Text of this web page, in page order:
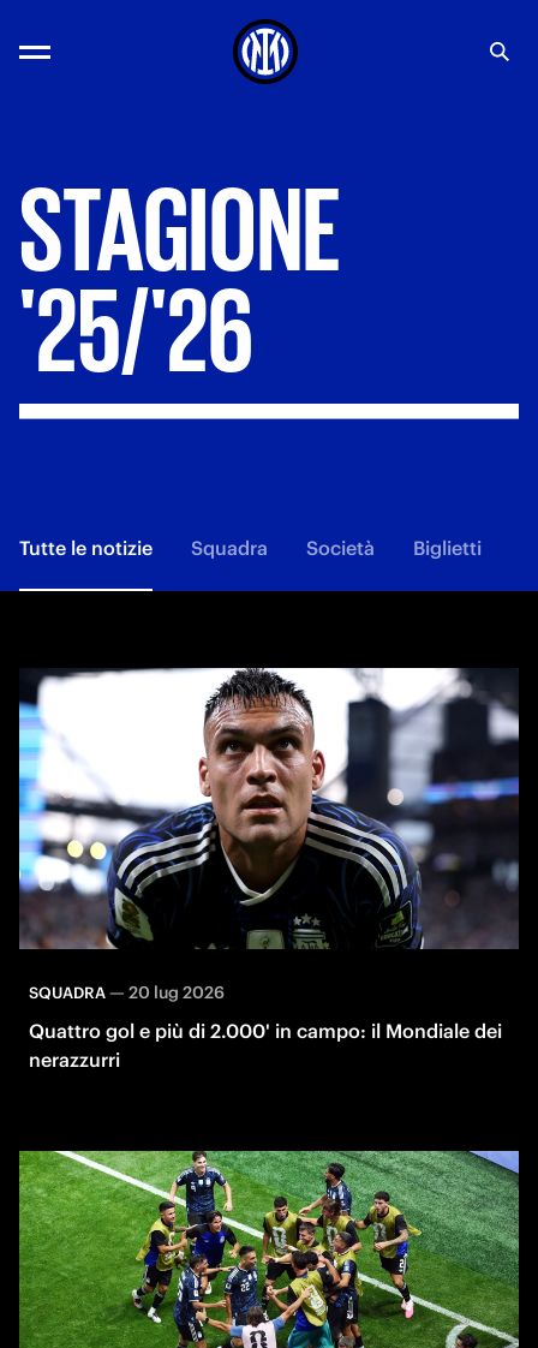
STAGIONE
'25/'26
Tutte le notizie Squadra Società Biglietti
SQUADRA— 20 lug 2026
Quattro gol e più di 2.000' in campo: il Mondiale dei
nerazzurri